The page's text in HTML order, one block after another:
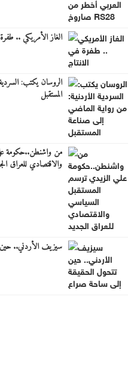
الغاز الأمريكي ..
الروسان يكتب:
المستقبل
من واشنطن..حكومة
والاقتصادي للعراق
سيزيف الأردني.. حين